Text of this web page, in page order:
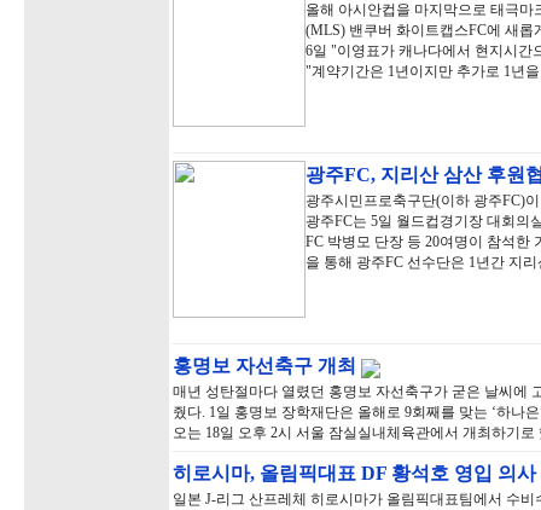
올해 아시안컵을 마지막으로 태극
(MLS) 밴쿠버 화이트캡스FC에 새
6일 "이영표가 캐나다에서 현지시간
"계약기간은 1년이지만 추가로 1년
광주FC, 지리산 삼산 후원
광주시민프로축구단(이하 광주FC)
광주FC는 5일 월드컵경기장 대회의
FC 박병모 단장 등 20여명이 참석한
을 통해 광주FC 선수단은 1년간 지
홍명보 자선축구 개최
매년 성탄절마다 열렸던 홍명보 자선축구가 굳은 날씨에
줬다. 1일 홍명보 장학재단은 올해로 9회째를 맞는 ‘하나은
오는 18일 오후 2시 서울 잠실실내체육관에서 개최하기
히로시마, 올림픽대표 DF 황석호 영입 의사
일본 J-리그 산프레체 히로시마가 올림픽대표팀에서 수